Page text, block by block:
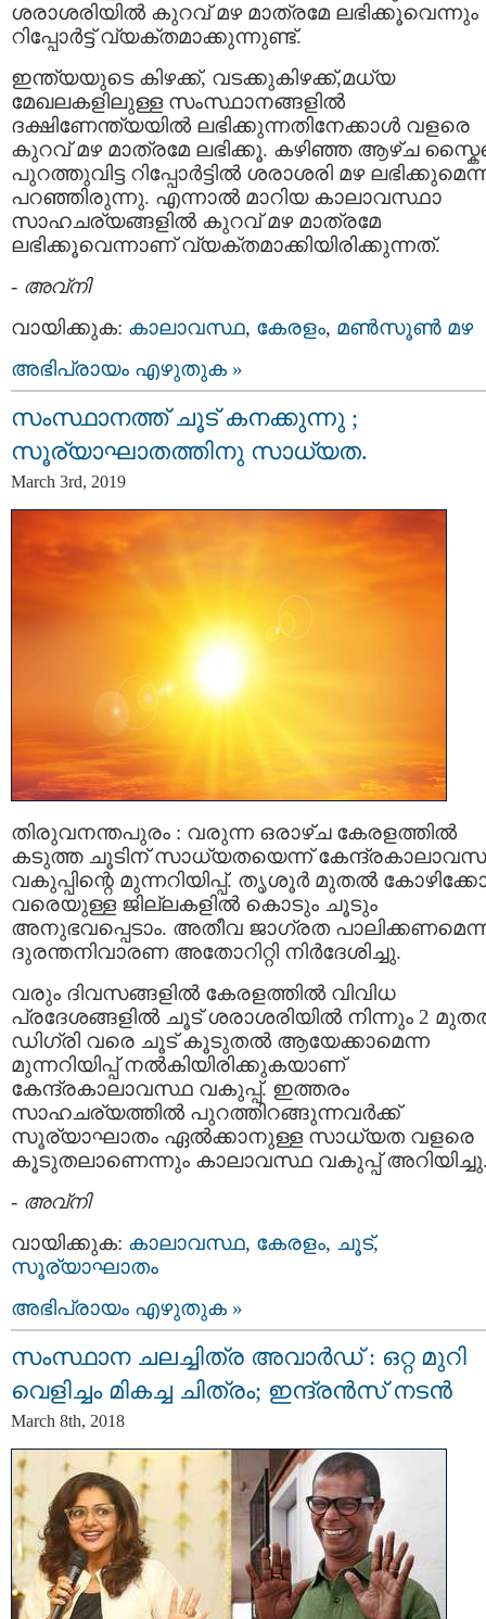
ശരാശരിയിൽ കുറവ് മഴ മാത്രമേ ലഭിക്കൂവെന്നും
റിപ്പോർട്ട് വ്യക്തമാക്കുന്നുണ്ട്.
ഇന്ത്യയുടെ കിഴക്ക്, വടക്കുകിഴക്ക്,മധ്യ
മേഖലകളിലുള്ള സംസ്ഥാനങ്ങളിൽ
ദക്ഷിണേന്ത്യയിൽ ലഭിക്കുന്നതിനേക്കാൾ വളരെ
കുറവ് മഴ മാത്രമേ ലഭിക്കൂ. കഴിഞ്ഞ ആഴ്ച
പുറത്തുവിട്ട റിപ്പോർട്ടിൽ ശരാശരി മഴ
പറഞ്ഞിരുന്നു. എന്നാൽ മാറിയ കാലാവസ്ഥാ
സാഹചര്യങ്ങളിൽ കുറവ് മഴ മാത്രമേ
ലഭിക്കൂവെന്നാണ് വ്യക്തമാക്കിയിരിക്കുന്നത്.
- അവ്നി
വായിക്കുക: കാലാവസ്ഥ, കേരളം, മൺസൂൺ മഴ
അഭിപ്രായം എഴുതുക »
സംസ്ഥാനത്ത് ചൂട് കനക്കുന്നു ;
സൂര്യാഘാതത്തിനു സാധ്യത.
March 3rd, 2019
തിരുവനന്തപുരം : വരുന്ന ഒരാഴ്ച കേരളത്തില്‍
കടുത്ത ചൂടിന് സാധ്യതയെന്ന്
വകുപ്പിന്റെ മുന്നറിയിപ്പ്. തൃശൂര്‍ മുതല്‍
വരെയുള്ള ജില്ലകളില്‍ കൊടും ചൂടും
അനുഭവപ്പെടാം. അതീവ ജാഗ്രത
ദുരന്തനിവാരണ അതോറിറ്റി നിര്‍ദേശിച്ചു.
വരും ദിവസങ്ങളില്‍ കേരളത്തില്‍ വിവിധ
പ്രദേശങ്ങളില്‍ ചൂട് ശരാശരിയില്‍ നിന്നും 2
ഡിഗ്രി വരെ ചൂട് കൂടുതല്‍ ആയേക്കാമെന്ന
മുന്നറിയിപ്പ് നല്‍കിയിരിക്കുകയാണ്
കേന്ദ്രകാലാവസ്ഥ വകുപ്പ്. ഇത്തരം
സാഹചര്യത്തില്‍ പുറത്തിറങ്ങുന്നവര്‍ക്ക്
സൂര്യാഘാതം ഏല്‍ക്കാനുള്ള സാധ്യത വളരെ
കൂടുതലാണെന്നും കാലാവസ്ഥ വകുപ്പ്
- അവ്നി
വായിക്കുക: കാലാവസ്ഥ, കേരളം, ചൂട്,
സൂര്യാഘാതം
അഭിപ്രായം എഴുതുക »
സംസ്ഥാന ചലച്ചിത്ര അവാർഡ് : ഒറ്റ മുറി
വെളിച്ചം മികച്ച ചിത്രം; ഇന്ദ്രൻസ് നടൻ
March 8th, 2018